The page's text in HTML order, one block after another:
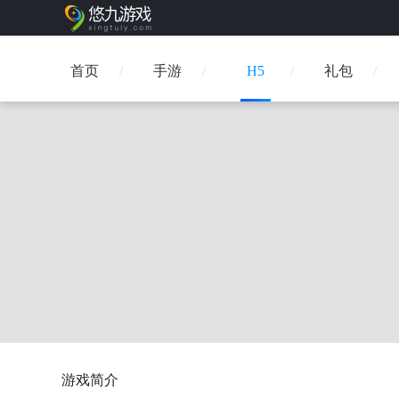
首页 手游 H5 礼包
游戏简介